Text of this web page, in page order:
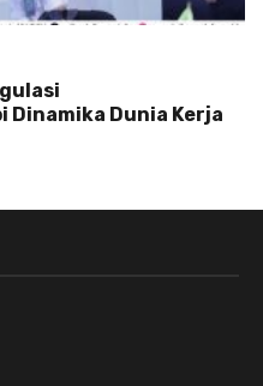
Dinamika Dunia Kerja